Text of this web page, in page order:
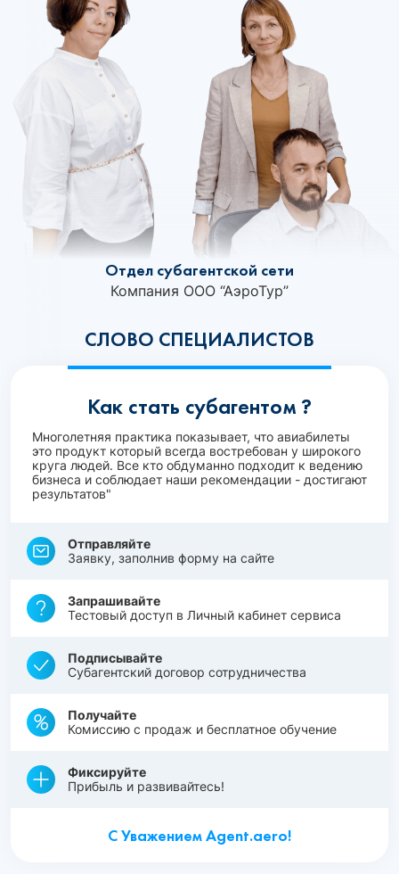
СЛОВО СПЕЦИАЛИСТОВ
Отдел субагентской сети
Компания ООО “АэроТур”
Как стать субагентом ?
Многолетняя практика показывает, что авиабилеты
это продукт который всегда востребован у широкого
круга людей. Все кто обдуманно подходит к ведению
бизнеса и соблюдает наши рекомендации - достигают
результатов"
Отправляйте
Заявку, заполнив форму на сайте
Запрашивайте
Тестовый доступ в Личный кабинет сервиса
Подписывайте
Субагентский договор сотрудничества
Получайте
Комиссию с продаж и бесплатное обучение
Фиксируйте
Прибыль и развивайтесь!
С Уважением Agent.aero!